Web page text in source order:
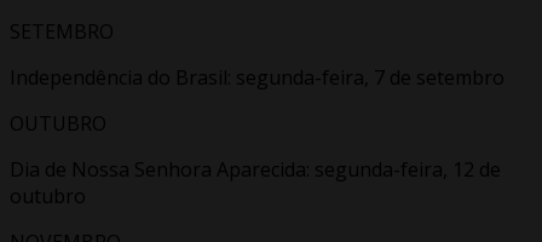
SETEMBRO
Independência do Brasil: segunda-feira, 7 de setembro
OUTUBRO
Dia de Nossa Senhora Aparecida: segunda-feira, 12 de
outubro